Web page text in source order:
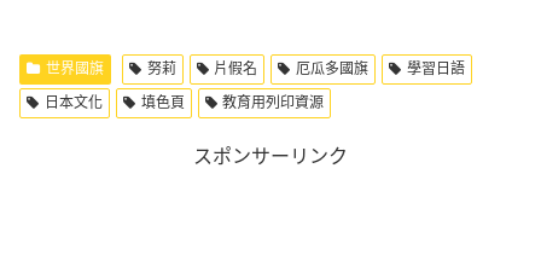
世界國旗 努莉 片假名 厄瓜多國旗
學習日語
日本文化
填色頁 教育用列印資源
スポンサーリンク